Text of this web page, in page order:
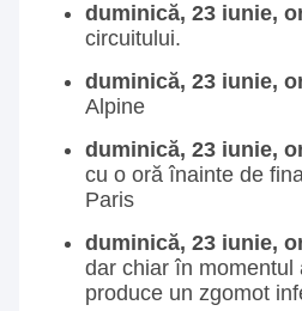
duminică, 23 iunie,
circuitului.
duminică, 23 iunie,
Alpine
duminică, 23 iunie,
cu o oră înainte de
Paris
duminică, 23 iunie,
dar chiar în momentul
produce un zgomot